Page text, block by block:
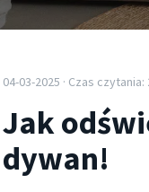
04-03-2025 · Czas
Jak
dywan!